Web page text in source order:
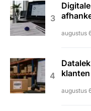
augustus
augustus